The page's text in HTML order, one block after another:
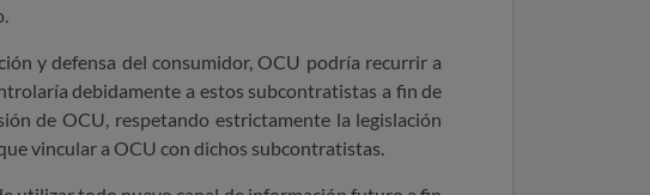
y defensa del consumidor, OCU podría recurrir a
debidamente a estos subcontratistas a fin de
de OCU, respetando estrictamente la legislación
vincular a OCU con dichos subcontratistas.